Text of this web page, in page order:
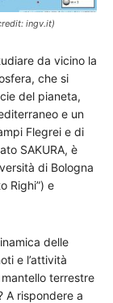
ingv.it)
da vicino la
che si
del pianeta,
e un
Flegrei e di
SAKURA, è
di Bologna
Righi”) e
delle
e l’attività
terrestre
A rispondere a